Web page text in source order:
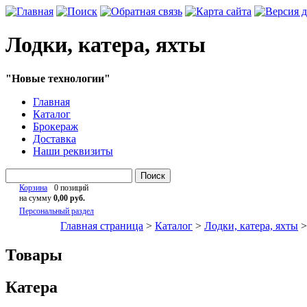
Лодки, катера, яхты
"Новые технологии"
Главная
Каталог
Брокераж
Доставка
Наши реквизиты
Поиск
Корзина
0 позиций
на сумму 0,00 руб.
Персональный раздел
Главная страница > Каталог > Лодки, катера, яхты >
Товары
Катера